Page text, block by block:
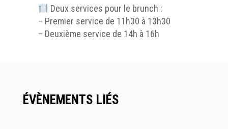
Deux services pour le brunch :
– Premier service de 11h30 à 13h30
– Deuxième service de 14h à 16h
ÉVÈNEMENTS LIÉS